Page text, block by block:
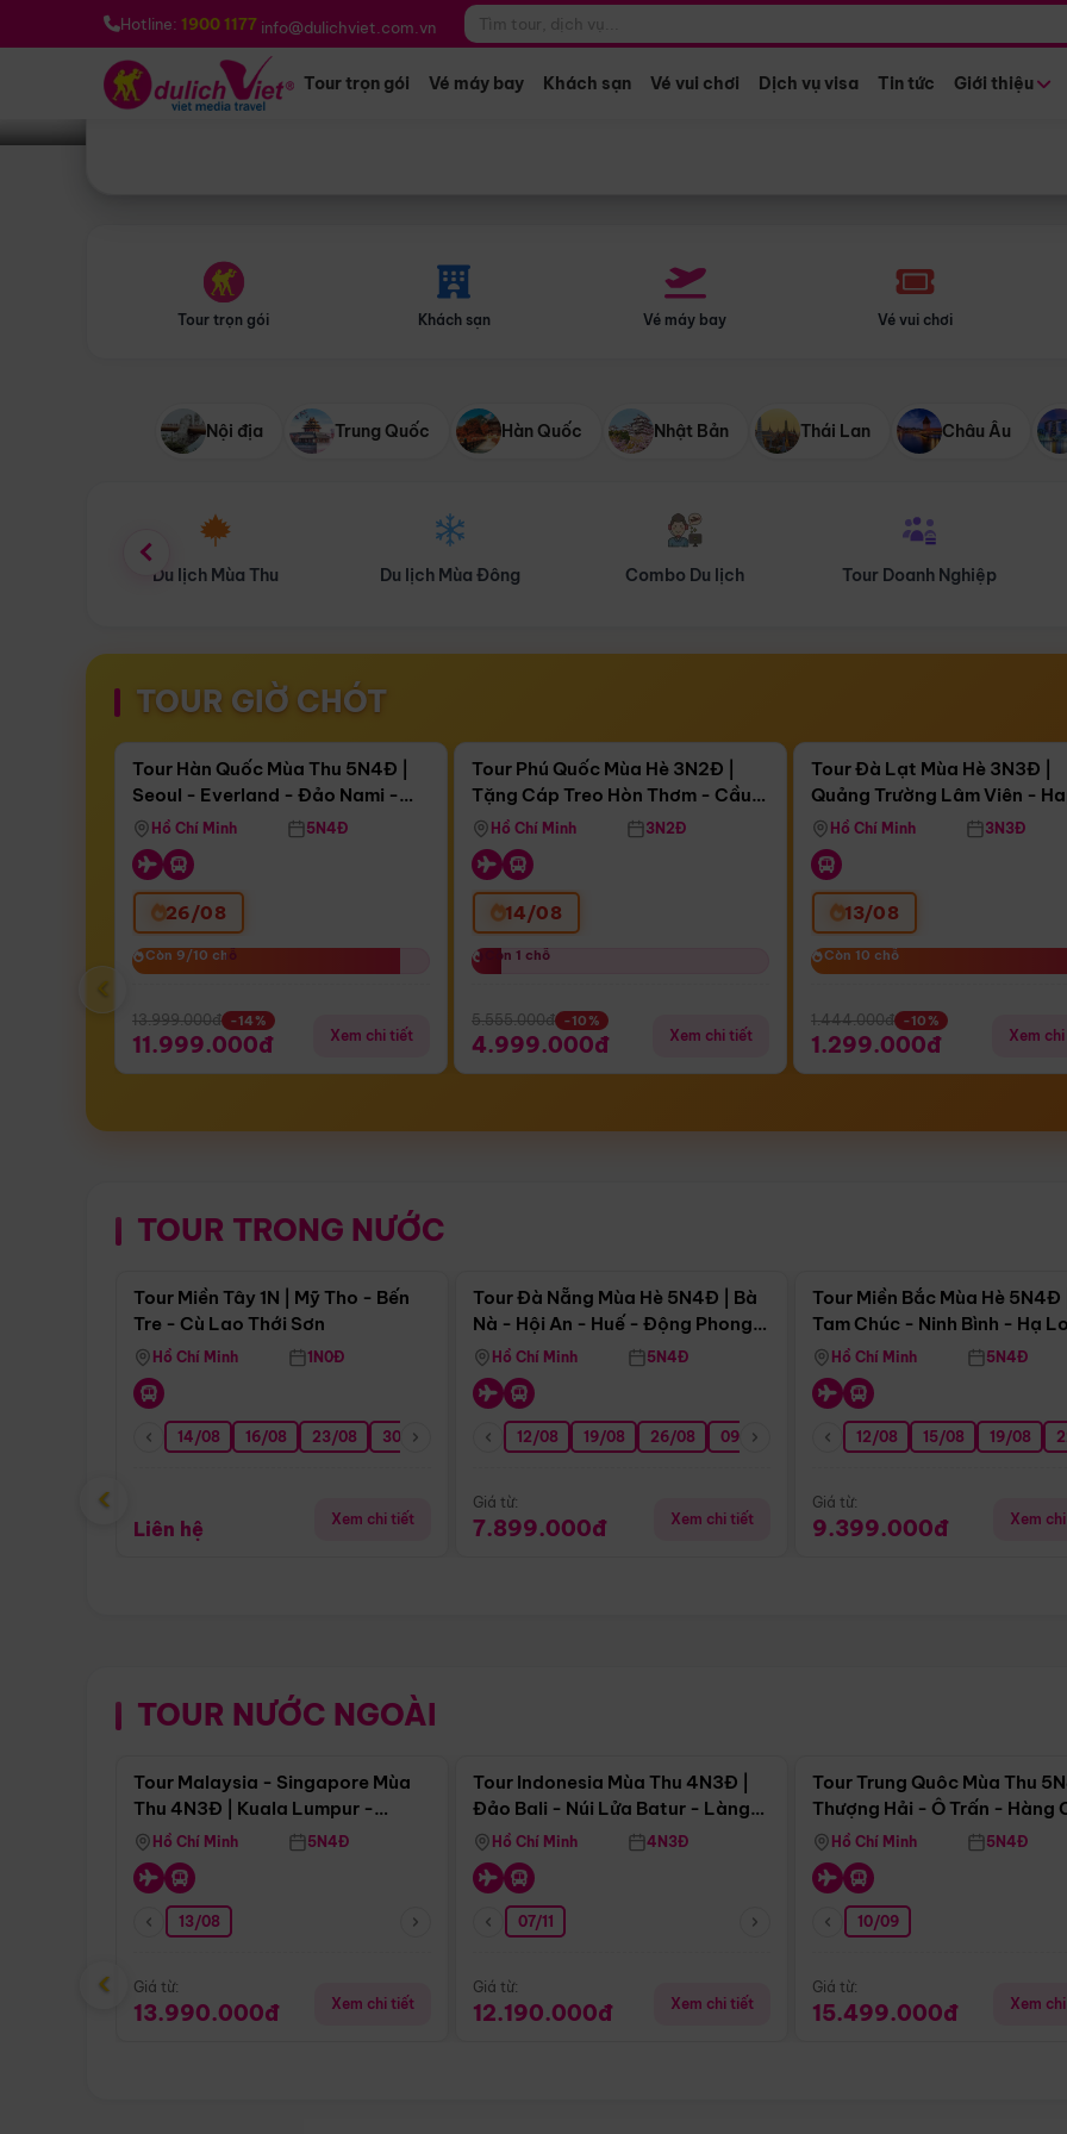
Hotline: 1900 1177 info@dulichviet.com.vn
Tour trọn gói Vé máy bay Khách sạn Vé vui chơi Dịch vụ visa Tin tức Giới thiệu
Bạn muốn đi đâu? *
Tour trọn gói Khách sạn Vé máy bay Vé vui chơi
Nội địa Trung Quốc Hàn Quốc Nhật Bản Thái Lan Châu Âu
Du lịch Mùa Đông Combo Du lịch Tour Doanh Nghiệp Du lịch Hành Hương
TOUR GIỜ CHÓT
Còn17 ngày 14:43:34
Bay Sun Phuquoc Airways
Điểm nổi bật
Tour Hàn Quốc Mùa Thu 5N4Đ |
Seoul - Everland - Đảo Nami -
Tháp Namsan (Bay Sun Phuquoc
Airways)
Hồ Chí Minh 5N4Đ
26/08
Còn 9/10 chỗ
Còn 9/10 chỗ
13.999.000đ -14%
11.999.000đ Xem chi tiết
Còn05 ngày 14:43:34
Tặng Cáp Treo Hòn Thơm
Tour Phú Quốc Mùa Hè 3N2Đ |
Tặng Cáp Treo Hòn Thơm - Cầu
Hôn - Công Viên Nước Aquatopia
Hồ Chí Minh 3N2Đ
14/08
Còn 1 chỗ
Còn 1 chỗ
5.555.000đ -10%
4.999.000đ Xem chi tiết
Còn04 ngày 14:43:34
Tour Đà Lạt Mùa Hè 3N3Đ |
Quảng Trường Lâm Viên -
Hill - Puppy Farm
Hồ Chí Minh 3N3Đ
13/08
Còn 10 chỗ
Còn 10 chỗ
1.444.000đ -10%
1.299.000đ Xem
‹
TOUR TRONG NƯỚC
Điểm nổi bật
Tour Miền Tây 1N | Mỹ Tho - Bến
Tre - Cù Lao Thới Sơn
Hồ Chí Minh 1N0Đ
14/08 16/08 23/08 30/08 06/09 13/09 20/09 27/09
Liên hệ Xem chi tiết
Tour Đà Nẵng Mùa Hè 5N4Đ | Bà
Nà - Hội An - Huế - Động Phong
NhaHồ Chí Minh 5N4Đ
12/08 19/08 26/08 09/09 16/09 23/09 30/09 07/10
Giá từ:
7.899.000đ Xem chi tiết
Tour Miền Bắc Mùa Hè 5N4Đ |
Tam Chúc - Ninh Bình - Hạ
Hồ Chí Minh 5N4Đ
12/08 15/08 19/08
Giá từ:
9.399.000đ Xem
‹
TOUR NƯỚC NGOÀI
Điểm nổi bật
Tour Malaysia - Singapore Mùa
Thu 4N3Đ | Kuala Lumpur -
Malacca - Johor Baru -
Singapore
Hồ Chí Minh 5N4Đ
13/08
Giá từ:
13.990.000đ Xem chi tiết
Tour Indonesia Mùa Thu 4N3Đ |
Đảo Bali - Núi Lửa Batur - Làng
Penglipuran
Hồ Chí Minh 4N3Đ
07/11
Giá từ:
12.190.000đ Xem chi tiết
Tour Trung Quôc Mùa Thu
Thượng Hải - Ô Trấn - Hàng
(Tour Không Shopping)
Hồ Chí Minh 5N4Đ
10/09
Giá từ:
15.499.000đ Xem
‹